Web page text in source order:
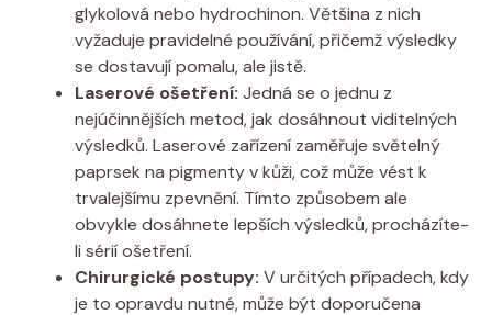
glykolová nebo hydrochinon. Většina z nich
vyžaduje pravidelné používání, přičemž výsledky
se dostavují pomalu, ale jistě.
Laserové ošetření: Jedná se o jednu z
nejúčinnějších metod, jak dosáhnout viditelných
výsledků. Laserové zařízení zaměřuje světelný
paprsek na pigmenty v kůži, což může vést k
trvalejšímu zpevnění. Tímto způsobem ale
obvykle dosáhnete lepších výsledků, procházíte-
li sérií ošetření.
Chirurgické postupy: V určitých případech, kdy
je to opravdu nutné, může být doporučena